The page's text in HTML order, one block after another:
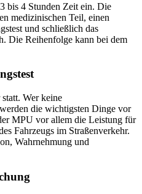
bis 4 Stunden Zeit ein. Die
medizinischen Teil, einen
und schließlich das
Die Reihenfolge kann bei dem
Wer keine
die wichtigsten Dinge vor
MPU vor allem die Leistung für
Fahrzeugs im Straßenverkehr.
Wahrnehmung und